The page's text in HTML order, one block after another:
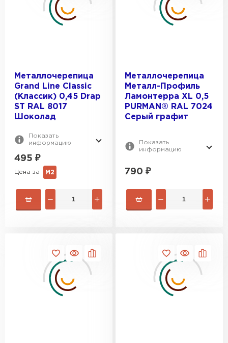
Металлочерепица
Grand Line Classic
(Классик) 0,45 Drap
ST RAL 8017
Шоколад
Показать
информацию
495 ₽
Цена за М2
Металлочерепица
Металл-Профиль
Ламонтерра XL 0,5
PURMAN® RAL 7024
Серый графит
Показать
информацию
790 ₽